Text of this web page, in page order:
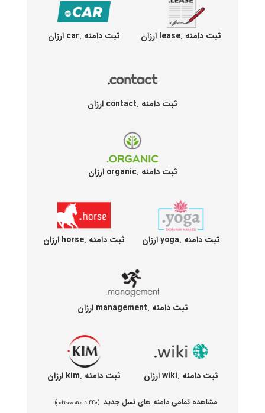
ثبت دامنه .lease ارزان ثبت دامنه .car ارزان
ثبت دامنه .contact ارزان
ثبت دامنه .organic ارزان
ثبت دامنه .yoga ارزان ثبت دامنه .horse ارزان
ثبت دامنه .management ارزان
ثبت دامنه .wiki ارزان ثبت دامنه .kim ارزان
مشاهده تمامی دامنه های نسل جدید (۴۴۰ دامنه مختلف)